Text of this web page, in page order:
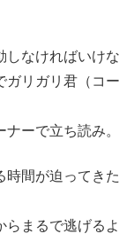
しなければいけな
ガリガリ君（コー
ーで立ち読み。
時間が迫ってきた
らまるで逃げるよ